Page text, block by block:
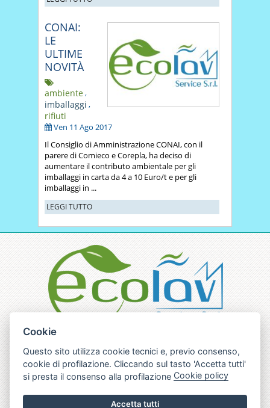
CONAI:
LE
ULTIME
NOVITÀ
ambiente,
imballaggi ,
rifiuti
Ven 11 Ago 2017
Il Consiglio di Amministrazione CONAI, con il
parere di Comieco e Corepla, ha deciso di
aumentare il contributo ambientale per gli
imballaggi in carta da 4 a 10 Euro/t e per gli
imballaggi in ...
LEGGI TUTTO
contenuti del sito internet www.ecolavservice.com
non possono essere
in alcun modo utilizzati senza esplicita
autorizzazione.
CARMAGNOLA (TO) | Tel. 011/9715345 - Fax
Cookie
Questo sito utilizza cookie tecnici e, previo consenso,
cookie di profilazione. Cliccando sul tasto 'Accetta tutti'
si presta il consenso alla profilazione Cookie policy
Accetta tutti